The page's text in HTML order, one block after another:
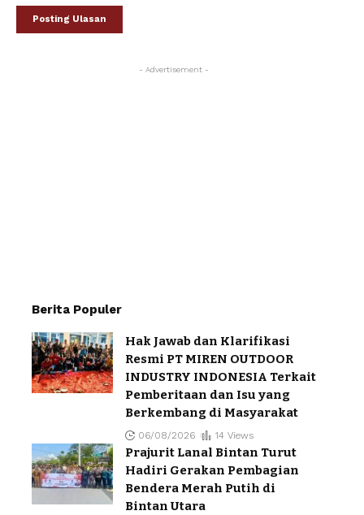
- Advertisement -
Berita Populer
Hak Jawab dan Klarifikasi
Resmi PT MIREN OUTDOOR
INDUSTRY INDONESIA Terkait
Pemberitaan dan Isu yang
Berkembang di Masyarakat
06/08/2026 14 Views
Prajurit Lanal Bintan Turut
Hadiri Gerakan Pembagian
Bendera Merah Putih di
Bintan Utara